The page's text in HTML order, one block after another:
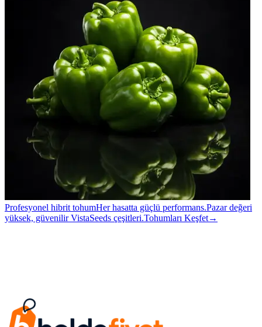
Profesyonel hibrit tohumHer hasatta güçlü performans.Pazar değeri
yüksek, güvenilir VistaSeeds çeşitleri.Tohumları Keşfet→